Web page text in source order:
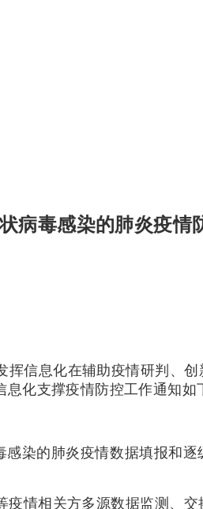
病毒感染的肺炎疫情
信息化在辅助疫情研判、
化支撑疫情防控工作通知如
染的肺炎疫情数据填报和
情相关方多源数据监测、